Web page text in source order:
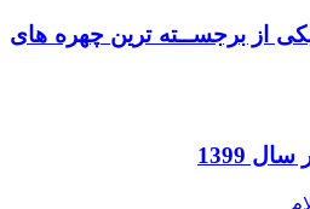
از برجســته ترین چهره های
1399